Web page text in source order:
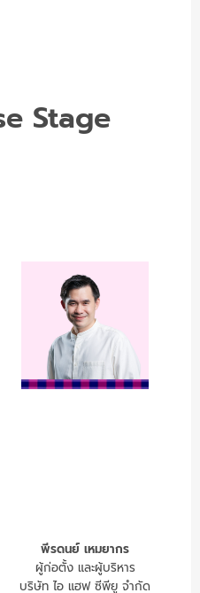
Stage
พีรดนย์ เหมยากร
ผู้ก่อตั้ง และผู้บริหาร
บริษัท ไอ แฮฟ ซีพียู จำกัด